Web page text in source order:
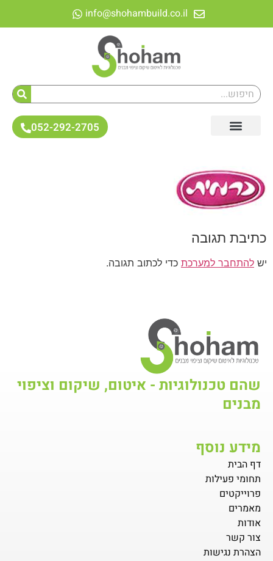
info@shohambuild.co.il
052-292-2705
כתיבת תגובה
יש להתחבר למערכת כדי לכתוב תגובה.
שהם טכנולוגיות - איטום, שיקום וציפוי
מבנים
מידע נוסף
דף הבית
תחומי פעילות
פרוייקטים
מאמרים
אודות
צור קשר
הצהרת נגישות